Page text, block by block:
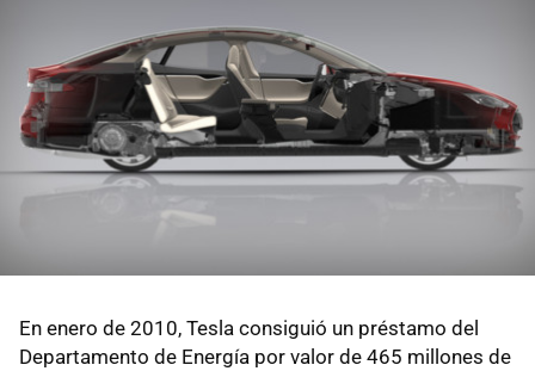
En enero de 2010, Tesla consiguió un préstamo del
Departamento de Energía por valor de 465 millones de